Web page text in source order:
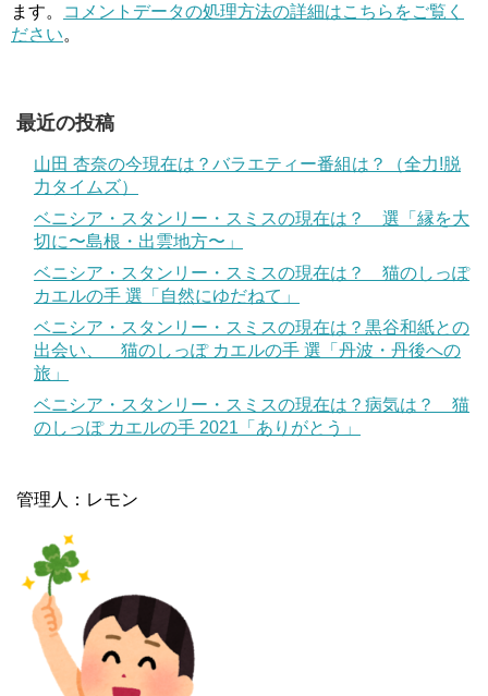
ます。
コメントデータの処理方法の詳細はこちらをご覧く
ださい。
最近の投稿
山田 杏奈の今現在は？バラエティー番組は？（全力!脱
力タイムズ）
ベニシア・スタンリー・スミスの現在は？ 選「縁を大
切に〜島根・出雲地方〜」
ベニシア・スタンリー・スミスの現在は？ 猫のしっぽ
カエルの手 選「自然にゆだねて」
ベニシア・スタンリー・スミスの現在は？黒谷和紙との
出会い、 猫のしっぽ カエルの手 選「丹波・丹後への
旅」
ベニシア・スタンリー・スミスの現在は？病気は？ 猫
のしっぽ カエルの手 2021「ありがとう」
管理人：レモン